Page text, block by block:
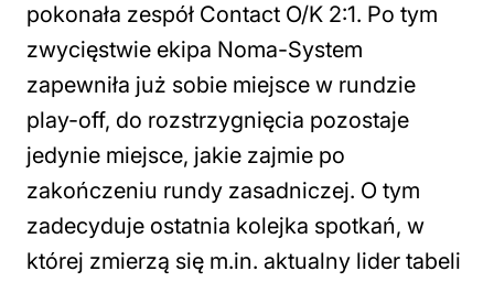
pokonała zespół Contact O/K 2:1. Po tym
zwycięstwie ekipa Noma-System
zapewniła już sobie miejsce w rundzie
play-off, do rozstrzygnięcia pozostaje
jedynie miejsce, jakie zajmie po
zakończeniu rundy zasadniczej. O tym
zadecyduje ostatnia kolejka spotkań, w
której zmierzą się m.in. aktualny lider tabeli